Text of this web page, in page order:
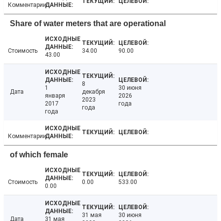
Комментарии
Share of water meters that are operational
Стоимость
43.00
34.00 90.00
Дата
1
января
2017
года
8
декабря
2023
года
30 июня
2026
года
Комментарии
of which female
Стоимость
0.00
0.00 533.00
Дата 31 мая
31 мая
30 июня